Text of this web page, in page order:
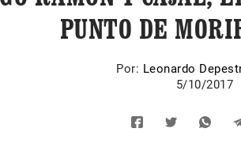
PUNTO DE
Por: Leonardo
5/10/2017